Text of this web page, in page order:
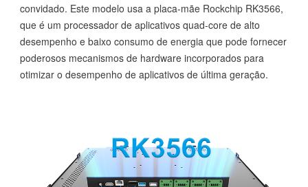
convidado. Este modelo usa a placa-mãe Rockchip RK3566,
que é um processador de aplicativos quad-core de alto
desempenho e baixo consumo de energia que pode fornecer
poderosos mecanismos de hardware incorporados para
otimizar o desempenho de aplicativos de última geração.